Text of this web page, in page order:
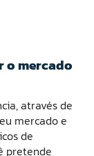
o mercado
através de
mercado e
de
pretende